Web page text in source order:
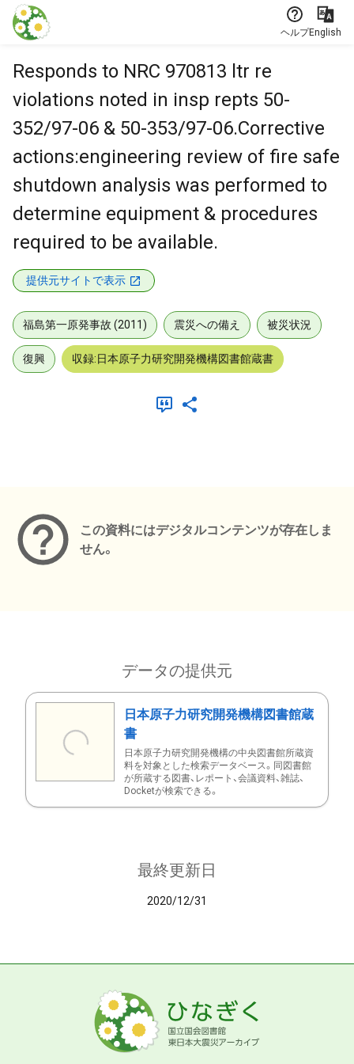
本文に飛ぶ
ヘルプEnglish
Responds to NRC 970813 ltr re
violations noted in insp repts 50-
352/97-06 & 50-353/97-06.Corrective
actions:engineering review of fire safe
shutdown analysis was performed to
determine equipment & procedures
required to be available.
提供元サイトで表示
福島第一原発事故 (2011) 震災への備え 被災状況
復興 収録:日本原子力研究開発機構図書館蔵書
この資料にはデジタルコンテンツが存在しま
せん。
データの提供元
日本原子力研究開発機構図書館蔵
書
日本原子力研究開発機構の中央図書館所蔵資
料を対象とした検索データベース。同図書館
が所蔵する図書、レポート、会議資料、雑誌、
Docketが検索できる。
最終更新日
2020/12/31